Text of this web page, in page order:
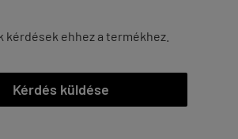
ehhez a termékhez.
Kérdés küldése